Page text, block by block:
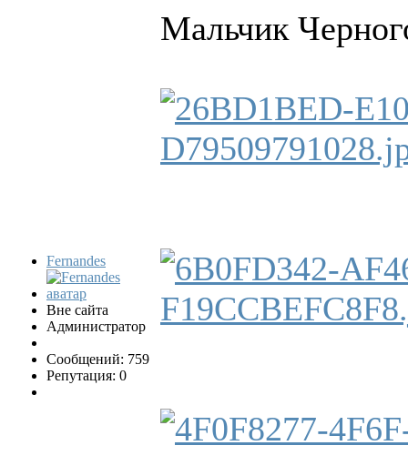
Fernandes
Вне сайта
Администратор
Сообщений: 759
Репутация: 0
Мальчик